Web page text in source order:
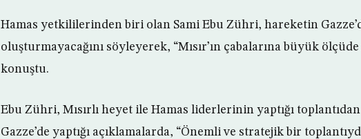
Hamas yetkililerinden biri olan Sami Ebu Zühri, hareketin
oluşturmayacağını söyleyerek, “Mısır’ın çabalarına büyük
konuştu.
Ebu Zühri, Mısırlı heyet ile Hamas liderlerinin yaptığı
Gazze’de yaptığı açıklamalarda, “Önemli ve stratejik bir